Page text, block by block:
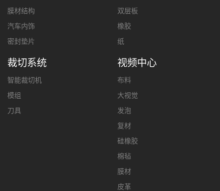
膜材结构
汽车内饰
密封垫片
双层板
橡胶
纸
裁切系统
智能裁切机
模组
刀具
视频中心
布料
大视觉
发泡
复材
硅橡胶
棉毡
膜材
皮革